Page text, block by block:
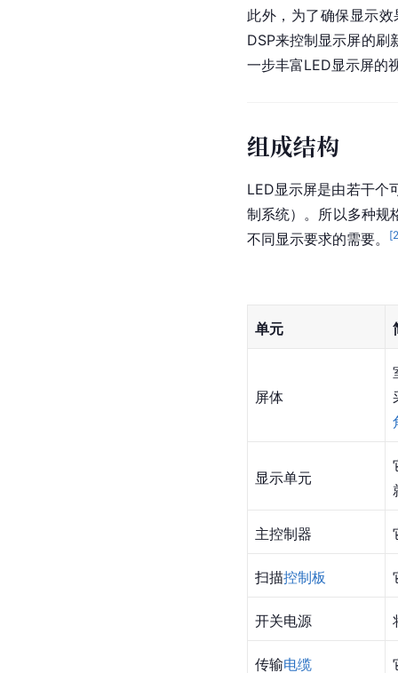
此外，为了确保显示
DSP来控制显示屏的刷
一步丰富LED显示屏的
组成结构
LED显示屏是由若干个
制系统）。所以多种规
不同显示要求的需要。
[
单元
屏体
显示单元
主控制器
扫描控制板
开关电源
传输电缆